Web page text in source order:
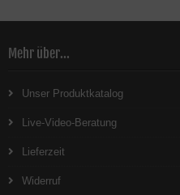
Mehr über...
Unser Produktkatalog
Live-Video-Beratung
Lieferzeit
Widerruf